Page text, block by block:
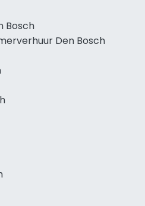
Bosch
Den Bosch